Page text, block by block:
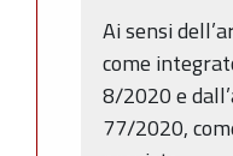
Ai sensi
come
8/2020 e
77/2020,